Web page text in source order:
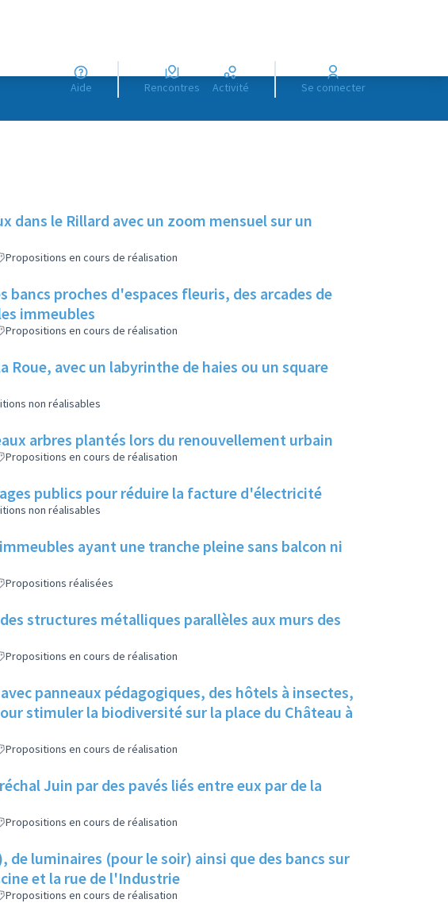
Aide Rencontres Activité Se connecter
dans le Rillard avec un zoom mensuel sur un
Propositions en cours de réalisation
bancs proches d'espaces fleuris, des arcades de
immeubles
Propositions en cours de réalisation
Roue, avec un labyrinthe de haies ou un square
non réalisables
arbres plantés lors du renouvellement urbain
Propositions en cours de réalisation
publics pour réduire la facture d'électricité
non réalisables
ayant une tranche pleine sans balcon ni
Propositions réalisées
structures métalliques parallèles aux murs des
Propositions en cours de réalisation
panneaux pédagogiques, des hôtels à insectes,
stimuler la biodiversité sur la place du Château à
Propositions en cours de réalisation
Juin par des pavés liés entre eux par de la
Propositions en cours de réalisation
luminaires (pour le soir) ainsi que des bancs sur
et la rue de l'Industrie
Propositions en cours de réalisation